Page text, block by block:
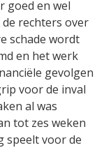
goed en wel
de rechters over
schade wordt
en het werk
gevolgen
voor de inval
al was
tot zes weken
speelt voor de